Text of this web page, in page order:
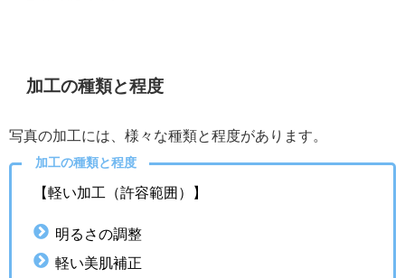
加工の種類と程度
写真の加工には、様々な種類と程度があります。
加工の種類と程度
【軽い加工（許容範囲）】
明るさの調整
軽い美肌補正